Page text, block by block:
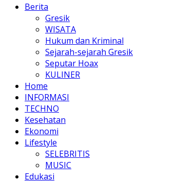
Berita
Gresik
WISATA
Hukum dan Kriminal
Sejarah-sejarah Gresik
Seputar Hoax
KULINER
Home
INFORMASI
TECHNO
Kesehatan
Ekonomi
Lifestyle
SELEBRITIS
MUSIC
Edukasi